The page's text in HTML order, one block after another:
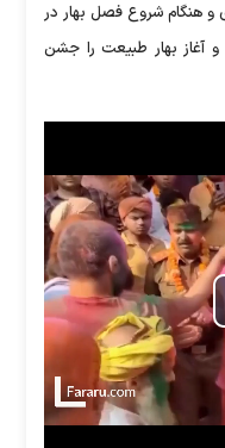
هنگام شروع فصل بهار در
و آغاز بهار طبیعت را جشن